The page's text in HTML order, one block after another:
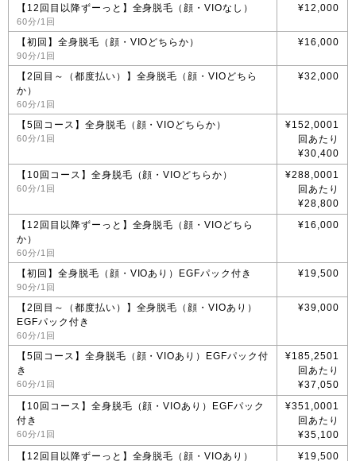
【12回目以降ずーっと】全身脱毛（顔・VIOなし）
60分/1回
¥12,000
【初回】全身脱毛（顔・VIOどちらか）
90分/1回
¥16,000
【2回目～（都度払い）】全身脱毛（顔・VIOどちら
か）
60分/1回
¥32,000
【5回コース】全身脱毛（顔・VIOどちらか）
60分/1回
¥152,0001
回あたり
¥30,400
【10回コース】全身脱毛（顔・VIOどちらか）
60分/1回
¥288,0001
回あたり
¥28,800
【12回目以降ずーっと】全身脱毛（顔・VIOどちら
か）
60分/1回
¥16,000
【初回】全身脱毛（顔・VIOあり）EGFパック付き
90分/1回
¥19,500
【2回目～（都度払い）】全身脱毛（顔・VIOあり）
EGFパック付き
60分/1回
¥39,000
【5回コース】全身脱毛（顔・VIOあり）EGFパック付
き
60分/1回
¥185,2501
回あたり
¥37,050
【10回コース】全身脱毛（顔・VIOあり）EGFパック
付き
60分/1回
¥351,0001
回あたり
¥35,100
【12回目以降ずーっと】全身脱毛（顔・VIOあり）
¥19,500